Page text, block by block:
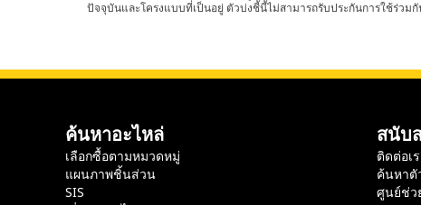
ปัจจุบันและโครงแบบที่เป็นอยู่ ตัวบ่งชี้นี้ไม่สามารถรับประกันการใช้ร่วม
ค้นหาอะไหล่
เลือกซื้อตามหมวดหมู่
แผนภาพชิ้นส่วน
SIS
สนับ
ติดต่อเ
ค้นหา
ศูนย์ช่ว